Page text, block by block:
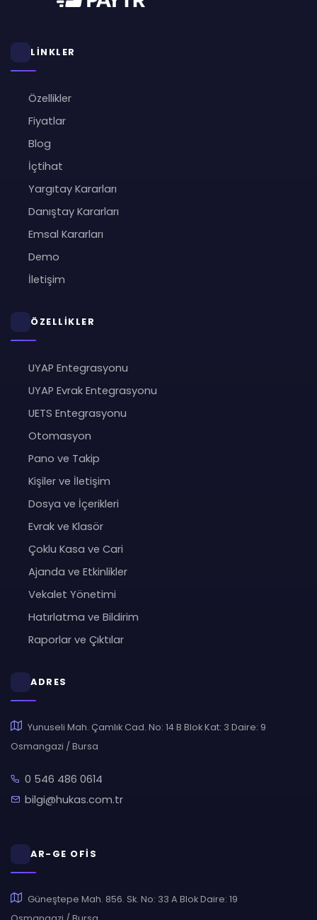
LİNKLER
Özellikler
Fiyatlar
Blog
İçtihat
Yargıtay Kararları
Danıştay Kararları
Emsal Kararları
Demo
İletişim
ÖZELLİKLER
UYAP Entegrasyonu
UYAP Evrak Entegrasyonu
UETS Entegrasyonu
Otomasyon
Pano ve Takip
Kişiler ve İletişim
Dosya ve İçerikleri
Evrak ve Klasör
Çoklu Kasa ve Cari
Ajanda ve Etkinlikler
Vekalet Yönetimi
Hatırlatma ve Bildirim
Raporlar ve Çıktılar
ADRES
Yunuseli Mah. Çamlık Cad. No: 14 B Blok Kat: 3 Daire: 9
Osmangazi / Bursa
0 546 486 0614
bilgi@hukas.com.tr
AR-GE OFİS
Güneştepe Mah. 856. Sk. No: 33 A Blok Daire: 19